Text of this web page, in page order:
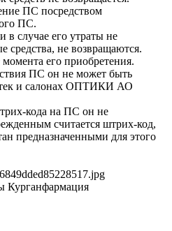
ПС посредством
ПС.
случае его утраты не
средства, не возвращаются.
его приобретения.
ПС он не может быть
и салонах ОПТИКИ АО
кода на ПС он не
считается штрих-код,
предназначенными для этого
Курганфармация